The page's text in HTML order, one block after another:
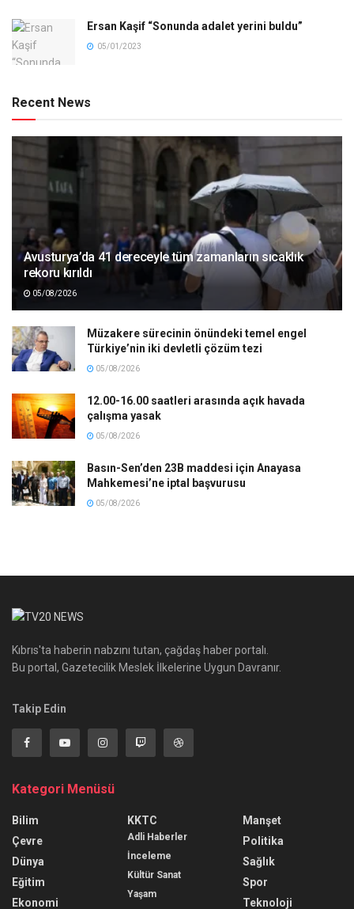
Ersan Kaşif “Sonunda adalet yerini buldu”
05/01/2023
Recent News
Avusturya’da 41 dereceyle tüm zamanların sıcaklık
rekoru kırıldı
05/08/2026
Müzakere sürecinin önündeki temel engel
Türkiye’nin iki devletli çözüm tezi
05/08/2026
12.00-16.00 saatleri arasında açık havada
çalışma yasak
05/08/2026
Basın-Sen’den 23B maddesi için Anayasa
Mahkemesi’ne iptal başvurusu
05/08/2026
Kıbrıs'ta haberin nabzını tutan, çağdaş haber portalı.
Bu portal, Gazetecilik Meslek İlkelerine Uygun Davranır.
Takip Edin
Kategori Menüsü
Bilim
Çevre
Dünya
Eğitim
Ekonomi
KKTC
Adli Haberler
İnceleme
Kültür Sanat
Yaşam
Manşet
Politika
Sağlık
Spor
Teknoloji